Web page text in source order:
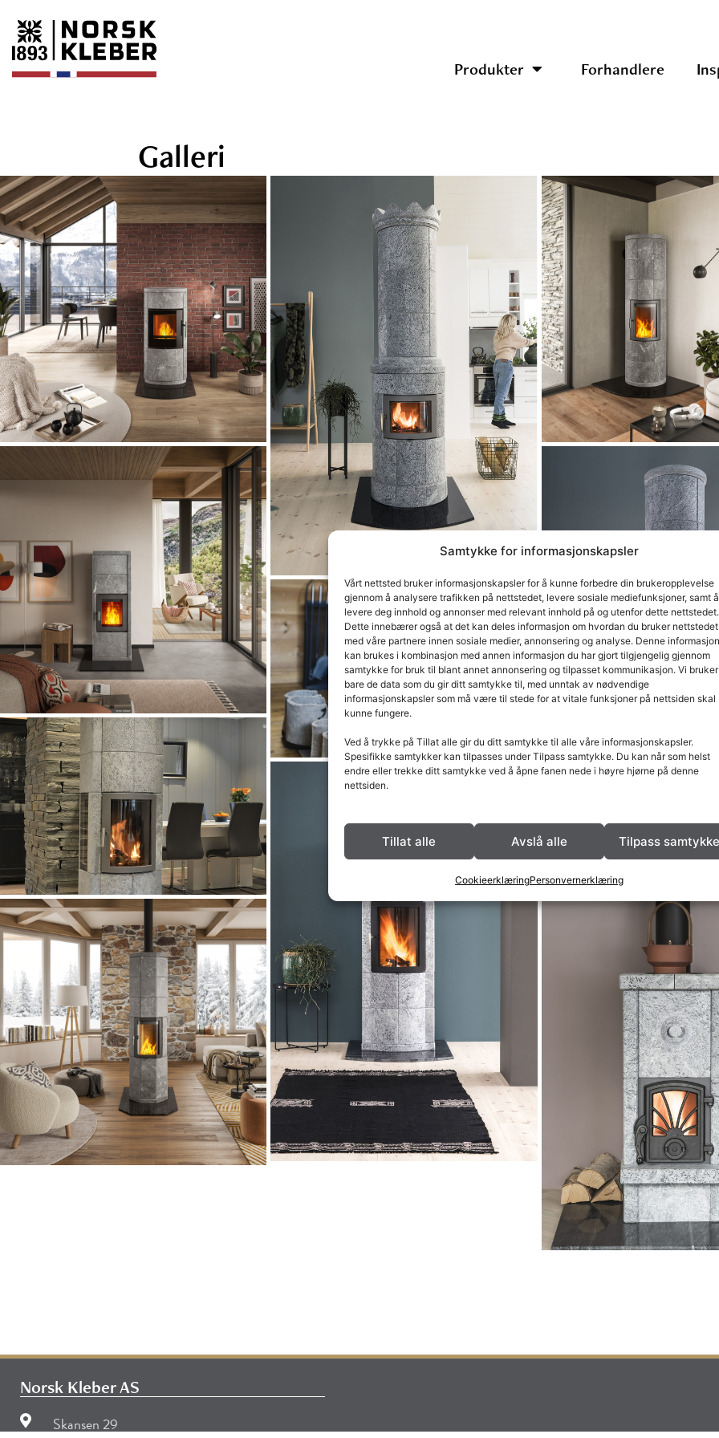
Samtykke for informasjonskapsler
Vårt nettsted bruker informasjonskapsler for å kunne forbedre din brukeropplevelse
gjennom å analysere trafikken på nettstedet, levere sosiale mediefunksjoner, samt å
levere deg innhold og annonser med relevant innhold på og utenfor dette nettstedet.
Dette innebærer også at det kan deles informasjon om hvordan du bruker nettstedet
med våre partnere innen sosiale medier, annonsering og analyse. Denne
kan brukes i kombinasjon med annen informasjon du har gjort tilgjengelig gjennom
samtykke for bruk til blant annet annonsering og tilpasset kommunikasjon. Vi bruker
bare de data som du gir ditt samtykke til, med unntak av nødvendige
informasjonskapsler som må være til stede for at vitale funksjoner på nettsiden skal
kunne fungere.
Ved å trykke på Tillat alle gir du ditt samtykke til alle våre informasjonskapsler.
Spesifikke samtykker kan tilpasses under Tilpass samtykke. Du kan når som helst
endre eller trekke ditt samtykke ved å åpne fanen nede i høyre hjørne på denne
nettsiden.
Tillat alle Avslå alle Tilpass samtykke
CookieerklæringPersonvernerklæring
Produkter Forhandlere
Galleri
Norsk Kleber AS
Skansen 29